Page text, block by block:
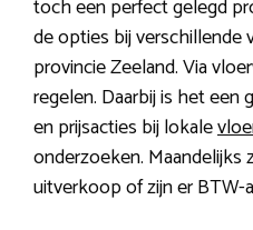
toch een perfect gelegd
de opties bij verschillende
provincie Zeeland. Via
regelen. Daarbij is het een
en prijsacties bij lokale
onderzoeken. Maandelijks
uitverkoop of zijn er BTW-